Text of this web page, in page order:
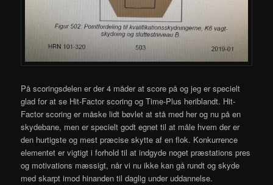
På scoringsdelen er der 4 måder at score på og jeg er specielt
glad for at se Hit-Factor scoring og Time-Plus heriblandt. Hit-
Factor scoring er måske lidt bøvlet at stå med her og nu på en
skydebane, men er specielt godt egnet til at måle hvem der er
den hurtigste og mest præcise skytte af en flok. Konkurrence
elementet er vigtigt i forhold til at indgyde noget præstations pres
og motivations mæssigt, når vi nu ikke kan gå rundt og skyde
med skarpt imod hinanden til daglig under uddannelse.